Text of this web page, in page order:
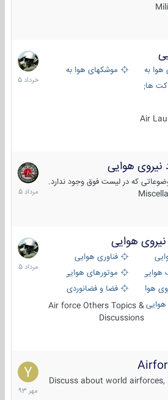
به هوا
موشکهای هوا به سطح
های هوایی
Air
30
خرداد
1405
هوایی
که در لیست فوق وجود ندارد.
7
مرداد
1405
هوایی
فناوری هوایی
موتورهای هوایی
هوایی
فضا و فضانوردی
Air force Others Topics &
Discussions
2
مرداد
1405
Discuss about world
15
مهر
1393